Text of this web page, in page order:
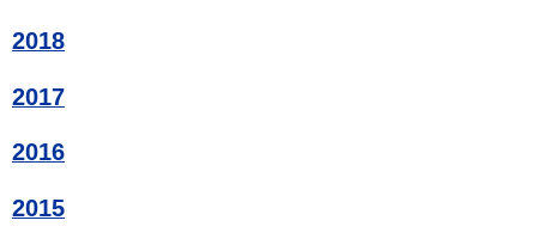
2018
2017
2016
2015